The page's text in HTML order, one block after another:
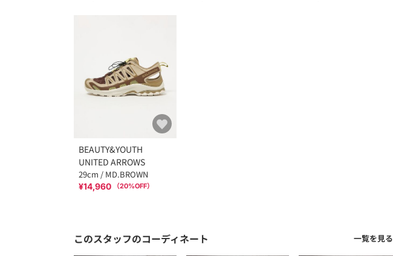
BEAUTY&YOUTH
UNITED ARROWS
29cm / MD.BROWN
¥14,960 （20%OFF）
このスタッフのコーディネート 一覧を見る